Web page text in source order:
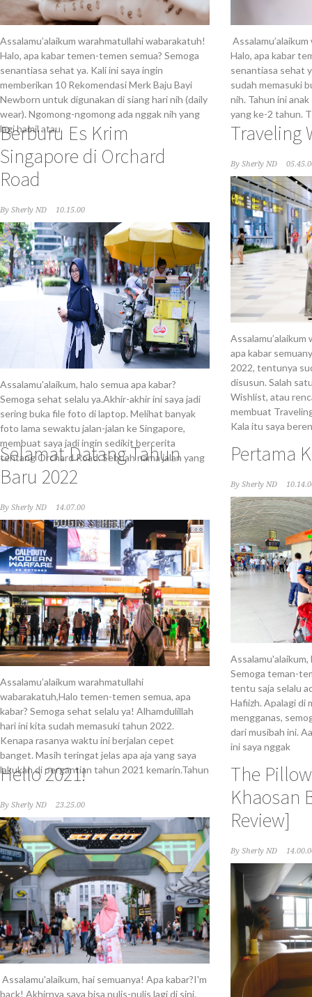
Assalamu’alaikum warahmatullahi wabarakatuh!
Halo, apa kabar temen-temen semua? Semoga
senantiasa sehat ya. Kali ini saya ingin
memberikan 10 Rekomendasi Merk Baju Bayi
Newborn untuk digunakan di siang hari nih (daily
wear). Ngomong-ngomong ada nggak nih yang
lagi hamil atau
Halo, apa kabar
senantiasa sehat
sudah memasuki
nih. Tahun ini
yang ke-2 tahun.
Berburu Es Krim
Singapore di Orchard
Road
By Sherly ND 10.15.00
Assalamu'alaikum, halo semua apa kabar?
Semoga sehat selalu ya.Akhir-akhir ini saya jadi
sering buka file foto di laptop. Melihat banyak
foto lama sewaktu jalan-jalan ke Singapore,
membuat saya jadi ingin sedikit bercerita
tentang Orchard Road. Sebuah nama jalan yang
Traveling
By Sherly ND
apa kabar
2022, tentunya
disusun. Salah
Wishlist, atau
membuat
Kala itu saya
Selamat Datang Tahun
Baru 2022
By Sherly ND 14.07.00
Assalamu’alaikum warahmatullahi
wabarakatuh,Halo temen-temen semua, apa
kabar? Semoga sehat selalu ya! Alhamdulillah
hari ini kita sudah memasuki tahun 2022.
Kenapa rasanya waktu ini berjalan cepet
banget. Masih teringat jelas apa aja yang saya
lakukan di pergantian tahun 2021 kemarin.Tahun
Pertama
By Sherly ND
Assalamu'alaikum,
Semoga teman-
tentu saja selalu
Hafiizh. Apalagi di
mengganas,
dari musibah ini.
ini saya nggak
Hello 2021!
By Sherly ND 23.25.00
Assalamu'alaikum, hai semuanya! Apa kabar?I'm
back! Akhirnya saya bisa nulis-nulis lagi di sini.
The
Khaosan
Review]
By Sherly ND